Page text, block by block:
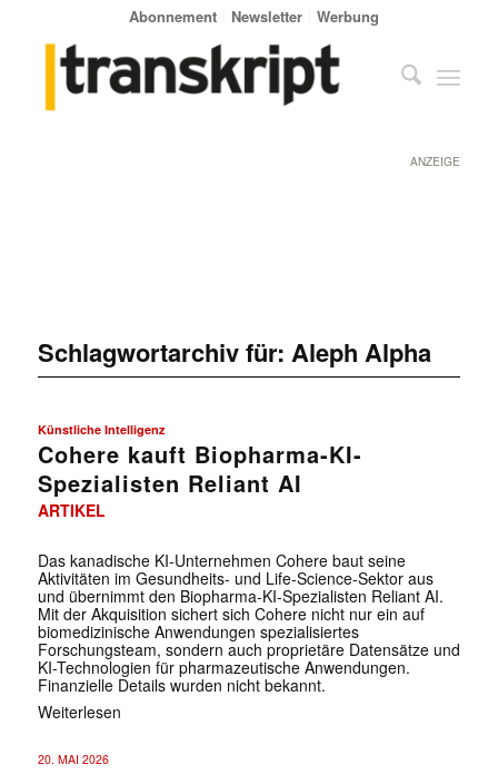
Abonnement Newsletter Werbung
ANZEIGE
Schlagwortarchiv für: Aleph Alpha
Künstliche Intelligenz
Cohere kauft Biopharma-KI-
Spezialisten Reliant AI
ARTIKEL
Das kanadische KI-Unternehmen Cohere baut seine
Aktivitäten im Gesundheits- und Life-Science-Sektor aus
und übernimmt den Biopharma-KI-Spezialisten Reliant AI.
Mit der Akquisition sichert sich Cohere nicht nur ein auf
biomedizinische Anwendungen spezialisiertes
Forschungsteam, sondern auch proprietäre Datensätze und
KI-Technologien für pharmazeutische Anwendungen.
Finanzielle Details wurden nicht bekannt.
Weiterlesen
20. MAI 2026